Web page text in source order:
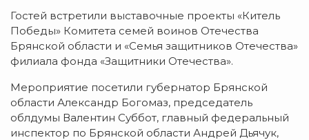
Гостей встретили выставочные проекты «Китель
Победы» Комитета семей воинов Отечества
Брянской области и «Семья защитников Отечества»
филиала фонда «Защитники Отечества».
Мероприятие посетили губернатор Брянской
области Александр Богомаз, председатель
облдумы Валентин Суббот, главный федеральный
инспектор по Брянской области Андрей Дьячук,